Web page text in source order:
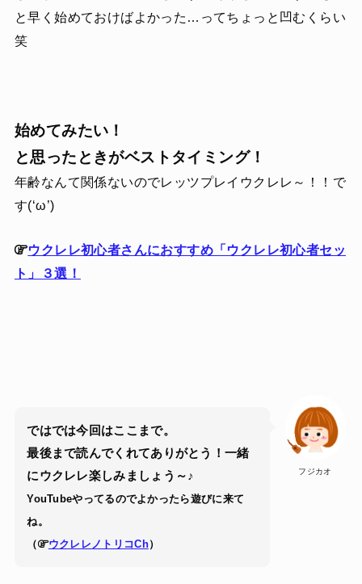
と早く始めておけばよかった…ってちょっと凹むくらい
笑
始めてみたい！
と思ったときがベストタイミング！
年齢なんて関係ないのでレッツプレイウクレレ～！！で
す(‘ω’)
ウクレレ初心者さんにおすすめ「ウクレレ初心者セッ
ト」３選！
フジカオ
ではでは今回はここまで。
最後まで読んでくれてありがとう！一緒
にウクレレ楽しみましょう～♪
YouTubeやってるのでよかったら遊びに来て
ね。
（
ウクレレノトリコCh）